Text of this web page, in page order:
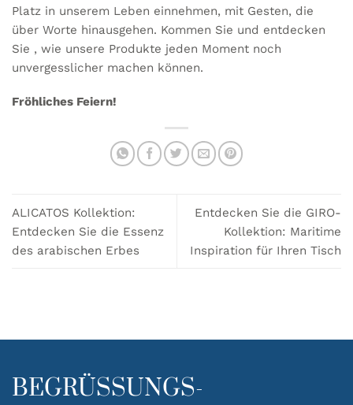
Optionen
können
der
Produktseite
werden
Platz in unserem Leben einnehmen, mit Gesten, die
über Worte hinausgehen. Kommen Sie und entdecken
Sie , wie unsere Produkte jeden Moment noch
unvergesslicher machen können.
Fröhliches Feiern!
ALICATOS Kollektion:
Entdecken Sie die Essenz
des arabischen Erbes
Entdecken Sie die GIRO-
Kollektion: Maritime
Inspiration für Ihren Tisch
BEGRÜSSUNGS-